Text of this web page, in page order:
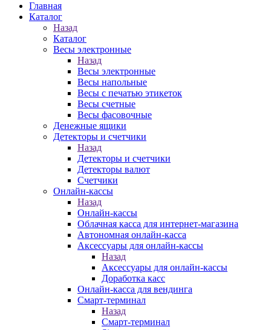
Главная
Каталог
Назад
Каталог
Весы электронные
Назад
Весы электронные
Весы напольные
Весы с печатью этикеток
Весы счетные
Весы фасовочные
Денежные ящики
Детекторы и счетчики
Назад
Детекторы и счетчики
Детекторы валют
Счетчики
Онлайн-кассы
Назад
Онлайн-кассы
Облачная касса для интернет-магазина
Автономная онлайн-касса
Аксессуары для онлайн-кассы
Назад
Аксессуары для онлайн-кассы
Доработка касс
Онлайн-касса для вендинга
Смарт-терминал
Назад
Смарт-терминал